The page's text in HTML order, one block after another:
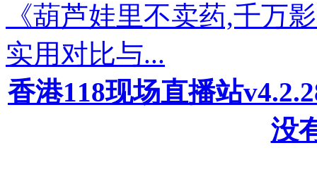
《葫芦娃里不卖药,千万
实用对比与...
香港118现场直播站
没